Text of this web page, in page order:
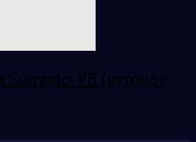
Sorrento-УВ (куточок